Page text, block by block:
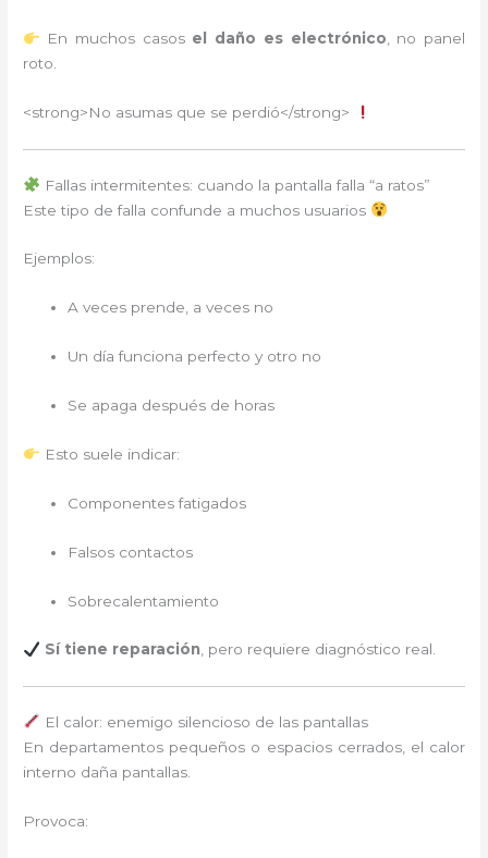
En muchos casos el daño es electrónico, no panel
roto.
<strong>No asumas que se perdió</strong>
Fallas intermitentes: cuando la pantalla falla “a ratos”
Este tipo de falla confunde a muchos usuarios
Ejemplos:
A veces prende, a veces no
Un día funciona perfecto y otro no
Se apaga después de horas
Esto suele indicar:
Componentes fatigados
Falsos contactos
Sobrecalentamiento
Sí tiene reparación, pero requiere diagnóstico real.
El calor: enemigo silencioso de las pantallas
En departamentos pequeños o espacios cerrados, el calor
interno daña pantallas.
Provoca: